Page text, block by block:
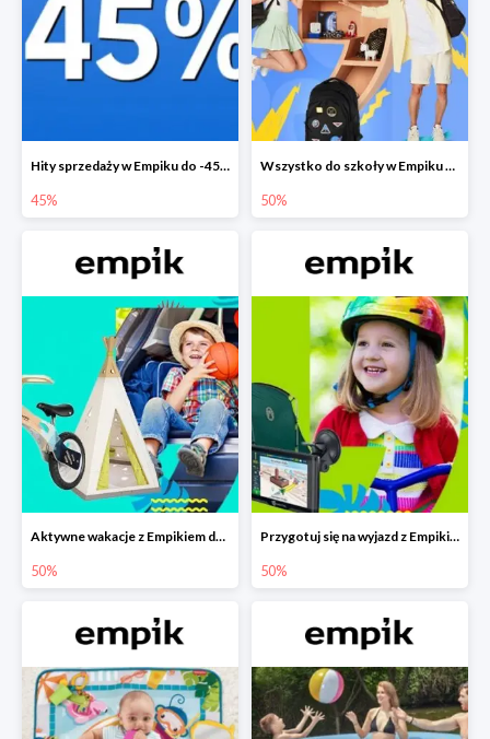
Hity sprzedaży w Empiku do -45%
45%
Wszystko do szkoły w Empiku do -50%
50%
Aktywne wakacje z Empikiem do -50%
50%
Przygotuj się na wyjazd z Empikiem - rabaty do -50%
50%